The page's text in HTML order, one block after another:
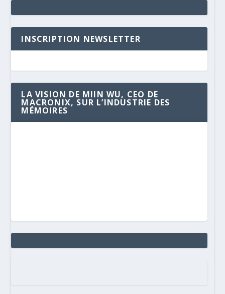
INSCRIPTION NEWSLETTER
LA VISION DE MIIN WU, CEO DE
MACRONIX, SUR L’INDUSTRIE DES
MÉMOIRES